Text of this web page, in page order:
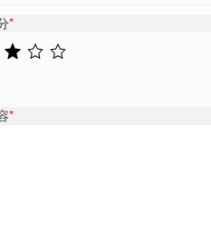
*
*